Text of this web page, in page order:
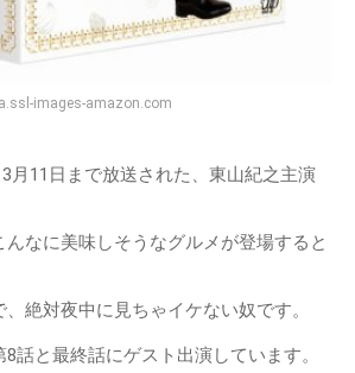
images-amazon.com
月11日まで放送された、東山紀之主演
なに美味しそうなグルメが登場すると
絶対夜中に見ちゃイケない奴です。
話と最終話にゲスト出演しています。